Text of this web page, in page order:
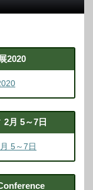
2020
月 5～7日
5～7日